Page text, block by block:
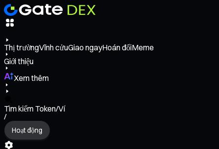
Thị trườngVĩnh cửuGiao ngayHoán đổiMeme
Giới thiệu
Xem thêm
Tìm kiếm Token/Ví
/
Hoạt động